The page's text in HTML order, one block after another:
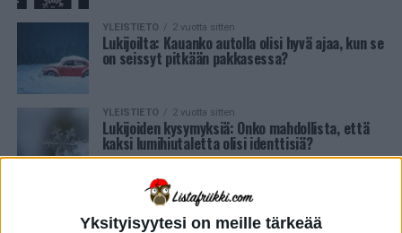
Yksityisyytesi on meille tärkeää
YLEISTIETO 2 vuotta sitten
Lukijoilta: Kauanko autolla olisi hyvä ajaa, kun se
on seissyt pitkään pakkasessa?
YLEISTIETO 2 vuotta sitten
Lukijoiden kysymyksiä: Onko mahdollista, että
kaksi lumihiutaletta olisi identtisiä?